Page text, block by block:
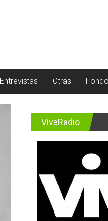
Entrevistas Otras
ViveRadio